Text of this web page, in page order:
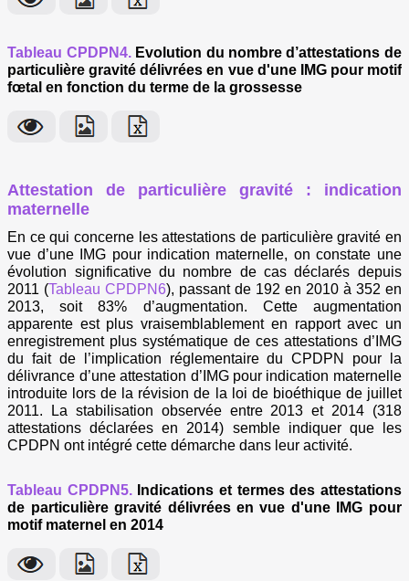
Tableau CPDPN4.Evolution du nombre d’attestations de
particulière gravité délivrées en vue d'une IMG pour motif
fœtal en fonction du terme de la grossesse
Attestation de particulière gravité : indication
maternelle
En ce qui concerne les attestations de particulière gravité en
vue d’une IMG pour indication maternelle, on constate une
évolution significative du nombre de cas déclarés depuis
2011 (Tableau CPDPN6), passant de 192 en 2010 à 352 en
2013, soit 83% d’augmentation. Cette augmentation
apparente est plus vraisemblablement en rapport avec un
enregistrement plus systématique de ces attestations d’IMG
du fait de l’implication réglementaire du CPDPN pour la
délivrance d’une attestation d’IMG pour indication maternelle
introduite lors de la révision de la loi de bioéthique de juillet
2011. La stabilisation observée entre 2013 et 2014 (318
attestations déclarées en 2014) semble indiquer que les
CPDPN ont intégré cette démarche dans leur activité.
Tableau CPDPN5.Indications et termes des attestations
de particulière gravité délivrées en vue d'une IMG pour
motif maternel en 2014